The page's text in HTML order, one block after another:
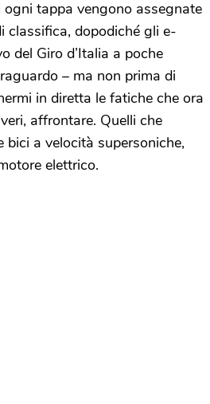
tappa vengono assegnate
classifica, dopodiché gli e-
del Giro d’Italia a poche
– ma non prima di
in diretta le fatiche che ora
affrontare. Quelli che
bici a velocità supersoniche,
elettrico.